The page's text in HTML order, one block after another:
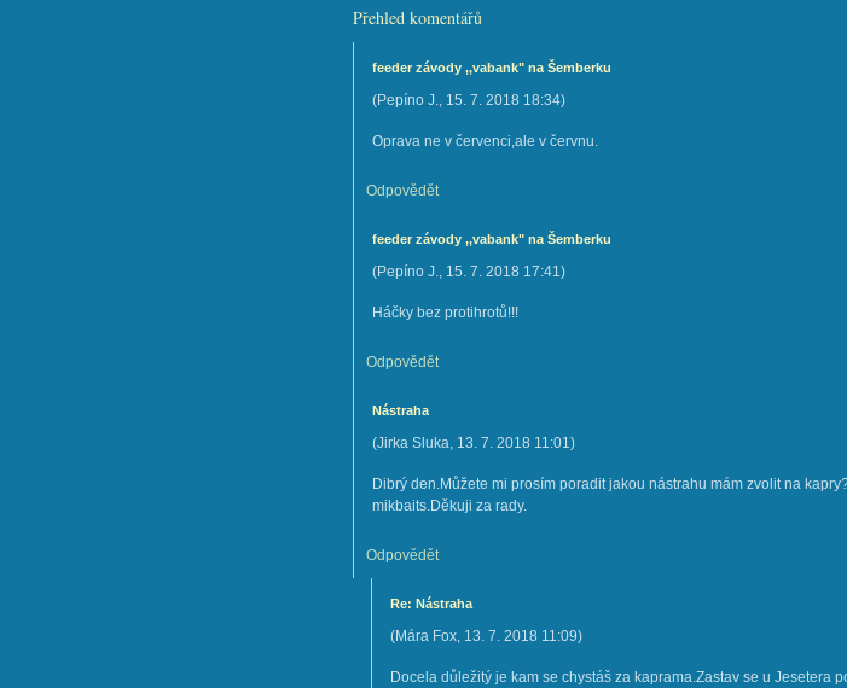
Přehled komentářů
feeder závody ,,vabank" na Šemberku
(Pepíno J., 15. 7. 2018 18:34)
Oprava ne v červenci,ale v červnu.
Odpovědět
feeder závody ,,vabank" na Šemberku
(Pepíno J., 15. 7. 2018 17:41)
Háčky bez protihrotů!!!
Odpovědět
Nástraha
(Jirka Sluka, 13. 7. 2018 11:01)
Dibrý den.Můžete mi prosím poradit jakou nástrahu mám zvolit na
mikbaits.Děkuji za rady.
Odpovědět
Re: Nástraha
(Mára Fox, 13. 7. 2018 11:09)
Docela důležitý je kam se chystáš za kaprama.Zastav se u Jesetera